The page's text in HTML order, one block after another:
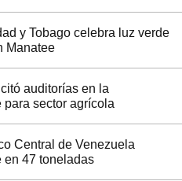
y Tobago celebra luz verde
Manatee
auditorías en la
sector agrícola
Central de Venezuela
en 47 toneladas